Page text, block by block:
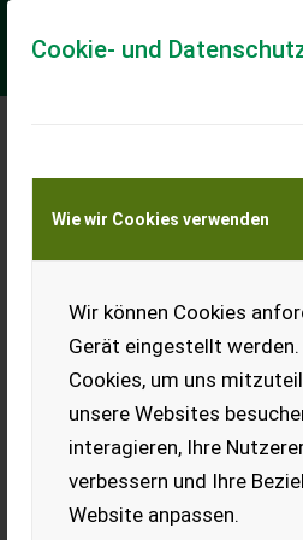
Cookie- und
Wie wir Cookies verwenden
Wir können Cookies
Gerät eingestellt werden.
Cookies, um uns
unsere Websites
interagieren, Ihre
verbessern und Ihre
Website anpassen.
Meine
Transport von Land-
KEINE
Ladeort